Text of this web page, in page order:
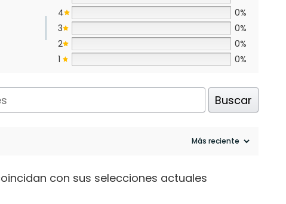
4
0%
3
0%
2
0%
1
0%
Buscar
con sus selecciones actuales